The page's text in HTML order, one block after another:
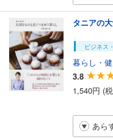
タニアの
ビジネス
暮らし・
3.8
1,540円 (
あら